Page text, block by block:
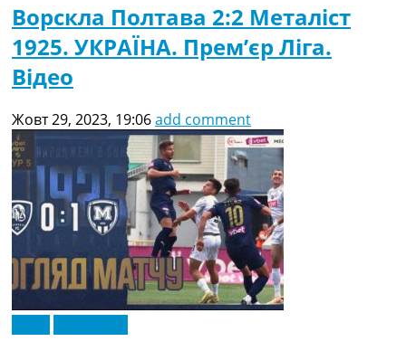
Ворскла Полтава 2:2 Металіст
1925. УКРАЇНА. Прем’єр Ліга.
Відео
Жовт 29, 2023, 19:06add comment